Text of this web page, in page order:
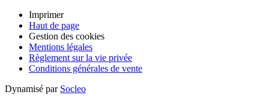
Imprimer
Haut de page
Gestion des cookies
Mentions légales
Règlement sur la vie privée
Conditions générales de vente
Dynamisé par Socleo